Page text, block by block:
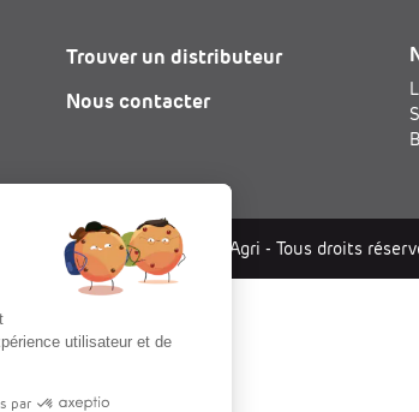
Trouver un distributeur
Nous contacter
© 2026 - MAGE Agri - Tous droits
utilisateur et de
par